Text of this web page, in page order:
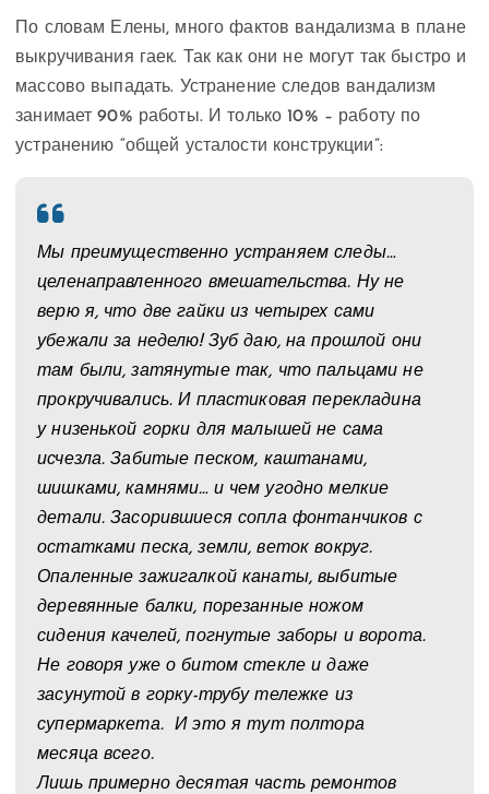
По словам Елены, много фактов вандализма в плане
выкручивания гаек. Так как они не могут так быстро и
массово выпадать. Устранение следов вандализм
занимает 90% работы. И только 10% – работу по
устранению “общей усталости конструкции”:
Мы преимущественно устраняем следы…
целенаправленного вмешательства. Ну не
верю я, что две гайки из четырех сами
убежали за неделю! Зуб даю, на прошлой они
там были, затянутые так, что пальцами не
прокручивались. И пластиковая перекладина
у низенькой горки для малышей не сама
исчезла. Забитые песком, каштанами,
шишками, камнями… и чем угодно мелкие
детали. Засорившиеся сопла фонтанчиков с
остатками песка, земли, веток вокруг.
Опаленные зажигалкой канаты, выбитые
деревянные балки, порезанные ножом
сидения качелей, погнутые заборы и ворота.
Не говоря уже о битом стекле и даже
засунутой в горку-трубу тележке из
супермаркета. И это я тут полтора
месяца всего.
Лишь примерно десятая часть ремонтов